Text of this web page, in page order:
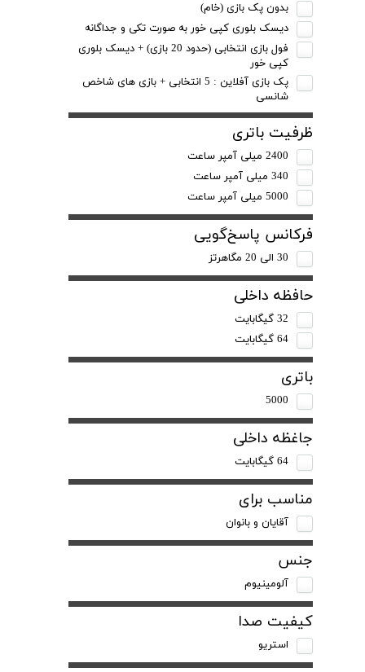
بدون پک بازی (خام)
دیسک بلوری کپی خور به صورت تکی و جداگانه
فول بازی انتخابی (حدود 20 بازی) + دیسک بلوری
کپی خور
پک بازی آفلاین : 5 انتخابی + بازی های شاخص
شانسی
ظرفیت باتری
2400 میلی آمپر ساعت
340 میلی آمپر ساعت
5000 میلی آمپر ساعت
فرکانس پاسخ‌گویی
30 الی 20 مگاهرتز
حافظه داخلی
32 گیگابایت
64 گیگابایت
باتری
5000
جاغظه داخلی
64 گیگابایت
مناسب برای
آقایان و بانوان
جنس
آلومینیوم
کیفیت صدا
استریو